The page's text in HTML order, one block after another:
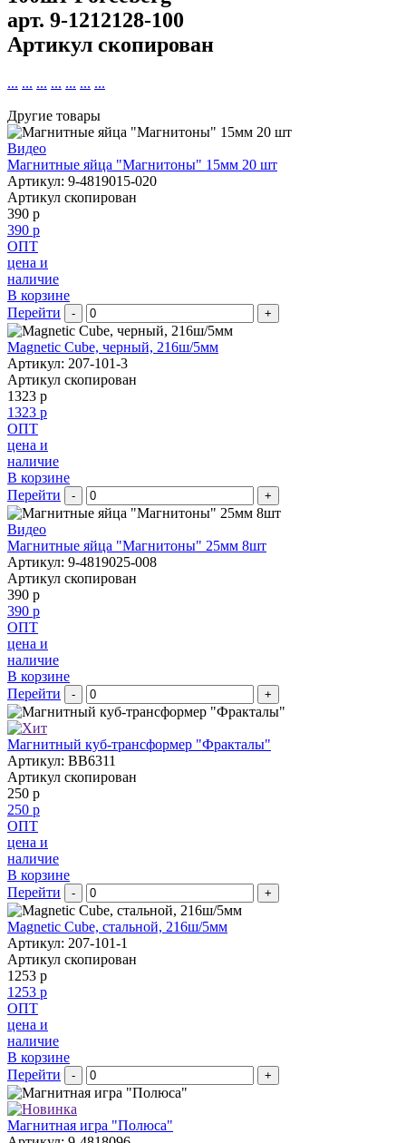
арт. 9-1212128-100
Артикул скопирован
... ... ... ... ... ... ...
Другие товары
Видео
Магнитные яйца "Магнитоны" 15мм 20 шт
Артикул: 9-4819015-020
Артикул скопирован
390 р
390 р
ОПТ
цена и
наличие
В корзине
Перейти
- +
Magnetic Cube, черный, 216ш/5мм
Артикул: 207-101-3
Артикул скопирован
1323 р
1323 р
ОПТ
цена и
наличие
В корзине
Перейти
- +
Видео
Магнитные яйца "Магнитоны" 25мм 8шт
Артикул: 9-4819025-008
Артикул скопирован
390 р
390 р
ОПТ
цена и
наличие
В корзине
Перейти
- +
Магнитный куб-трансформер "Фракталы"
Артикул: BB6311
Артикул скопирован
250 р
250 р
ОПТ
цена и
наличие
В корзине
Перейти
- +
Magnetic Cube, стальной, 216ш/5мм
Артикул: 207-101-1
Артикул скопирован
1253 р
1253 р
ОПТ
цена и
наличие
В корзине
Перейти
- +
Магнитная игра "Полюса"